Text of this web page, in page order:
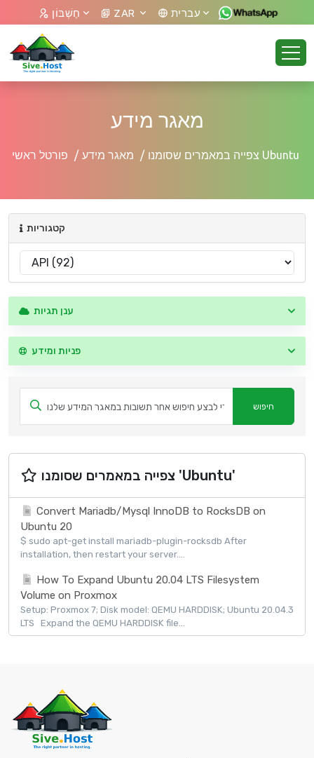
חֶשְׁבּוֹן ZAR עברית
מאגר מידע
פורטל ראשי מאגר מידע צפייה במאמרים שסומנו Ubuntu
קטגוריות
ענן תגיות
פניות ומידע
צפייה במאמרים שסומנו 'Ubuntu'
Convert Mariadb/Mysql InnoDB to RocksDB on
Ubuntu 20
$ sudo apt-get install mariadb-plugin-rocksdb After
installation, then restart your server....
How To Expand Ubuntu 20.04 LTS Filesystem
Volume on Proxmox
Setup: Proxmox 7; Disk model: QEMU HARDDISK; Ubuntu 20.04.3
LTS Expand the QEMU HARDDISK file...